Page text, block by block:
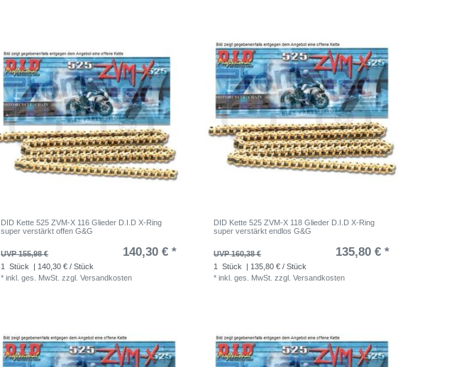
DID Kette 525 ZVM-X 116 Glieder D.I.D X-Ring
super verstärkt offen G&G
UVP 155,98 € 140,30 € *
1 Stück
| 140,30 € / Stück
*inkl. ges. MwSt. zzgl.Versandkosten
DID Kette 525 ZVM-X 118 Glieder D.I.D X-Ring
super verstärkt endlos G&G
UVP 160,38 € 135,80 € *
1 Stück
| 135,80 € / Stück
*inkl. ges. MwSt. zzgl.Versandkosten